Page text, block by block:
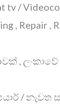
tv /
, Repair ,
,
/ නැවත